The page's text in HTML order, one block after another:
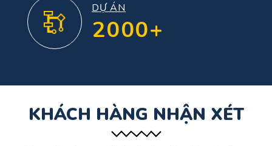
DỰ ÁN
2000+
KHÁCH HÀNG NHẬN XÉT